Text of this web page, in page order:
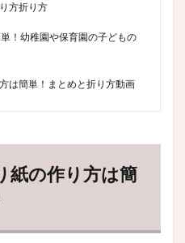
方折り方
！幼稚園や保育園の子どもの
は簡単！まとめと折り方動画
紙の作り方は簡